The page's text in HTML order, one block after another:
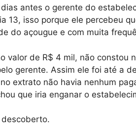
antes o gerente do
13, isso porque ele percebeu
do açougue e com muita
valor de R$ 4 mil, não constou
gerente. Assim ele foi até a
extrato não havia nenhum
que iria enganar o
descoberto.